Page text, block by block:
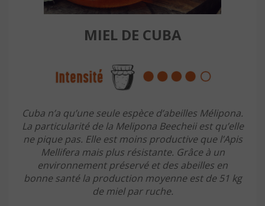
MIEL DE CUBA
Cuba n’a qu’une seule espèce d’abeilles Mélipona.
La particularité de la Melipona Beecheii est qu’elle
ne pique pas. Elle est moins productive que l’Apis
Mellifera mais plus résistante. Grâce à un
environnement préservé et des abeilles en
bonne santé la production moyenne est de 51 kg
de miel par ruche.